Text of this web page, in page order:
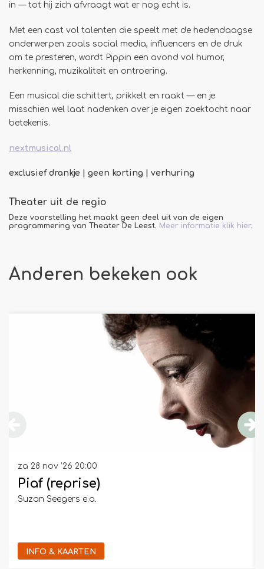
in — tot hij zich afvraagt wat er nog echt is.
Met een cast vol talenten die speelt met de hedendaagse
onderwerpen zoals social media, influencers en de druk
om te presteren, wordt Pippin een avond vol humor,
herkenning, muzikaliteit en ontroering.
Een musical die schittert, prikkelt en raakt — en je
misschien wel laat nadenken over je eigen zoektocht naar
betekenis.
nextmusical.nl
exclusief drankje | geen korting | verhuring
Theater uit de regio
Deze voorstelling het maakt geen deel uit van de eigen
programmering van Theater De Leest. Meer informatie klik hier.
Anderen bekeken ook
Piaf (reprise)
Suzan Seegers e.a.
za 28 nov ’26 20:00
INFO & KAARTEN